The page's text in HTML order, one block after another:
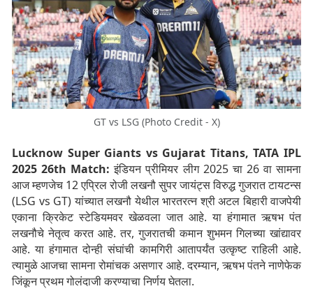
GT vs LSG (Photo Credit - X)
Lucknow Super Giants vs Gujarat Titans, TATA IPL
2025 26th Match: इंडियन प्रीमियर लीग 2025 चा 26 वा सामना
आज म्हणजेच 12 एप्रिल रोजी लखनौ सुपर जायंट्स विरुद्ध गुजरात टायटन्स
(LSG vs GT) यांच्यात लखनौ येथील भारतरत्न श्री अटल बिहारी वाजपेयी
एकाना क्रिकेट स्टेडियमवर खेळवला जात आहे. या हंगामात ऋषभ पंत
लखनौचे नेतृत्व करत आहे. तर, गुजरातची कमान शुभमन गिलच्या खांद्यावर
आहे. या हंगामात दोन्ही संघांची कामगिरी आतापर्यंत उत्कृष्ट राहिली आहे.
त्यामुळे आजचा सामना रोमांचक असणार आहे. दरम्यान, ऋषभ पंतने नाणेफेक
जिंकून प्रथम गोलंदाजी करण्याचा निर्णय घेतला.